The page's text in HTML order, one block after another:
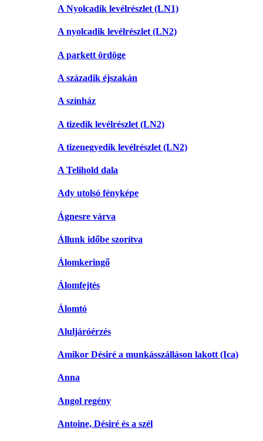
A Nyolcadik levélrészlet (LN1)
A nyolcadik levélrészlet (LN2)
A parkett ördöge
A századik éjszakán
A színház
A tizedik levélrészlet (LN2)
A tizenegyedik levélrészlet (LN2)
A Telihold dala
Ady utolsó fényképe
Ágnesre várva
Állunk időbe szorítva
Álomkeringő
Álomfejtés
Álomtó
Aluljáróérzés
Amikor Désiré a munkásszálláson lakott (Ica)
Anna
Angol regény
Antoine, Désiré és a szél